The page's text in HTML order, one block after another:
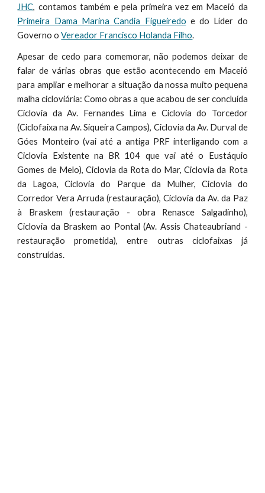
JHC, contamos também e pela primeira vez em Maceió da
Primeira Dama Marina Candia Figueiredo e do Líder do
Governo oVereador Francisco Holanda Filho.
Apesar de cedo para comemorar, não podemos deixar de
falar de várias obras que estão acontecendo em Maceió
para ampliar e melhorar a situação da nossa muito pequena
malha cicloviária: Como obras a que acabou de ser concluída
Ciclovia da Av. Fernandes Lima e Ciclovia do Torcedor
(Ciclofaixa na Av. Siqueira Campos), Ciclovia da Av. Durval de
Góes Monteiro (vai até a antiga PRF interligando com a
Ciclovia Existente na BR 104 que vai até o Eustáquio
Gomes de Melo), Ciclovia da Rota do Mar, Ciclovia da Rota
da Lagoa, Ciclovia do Parque da Mulher, Ciclovia do
Corredor Vera Arruda (restauração), Ciclovia da Av. da Paz
à Braskem (restauração - obra Renasce Salgadinho),
Ciclovia da Braskem ao Pontal (Av. Assis Chateaubriand -
restauração prometida), entre outras ciclofaixas já
construídas.